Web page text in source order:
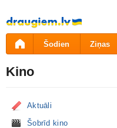
Pāriet
uz
saturu
Šodien Ziņas
Kino
Aktuāli
Šobrīd kino